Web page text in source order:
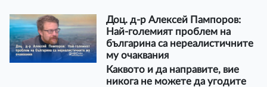
Доц. д-р Алексей Пампоров:
Най-големият проблем на
българина са нереалистичните
му очаквания
Каквото и да направите, вие
никога не можете да угодите